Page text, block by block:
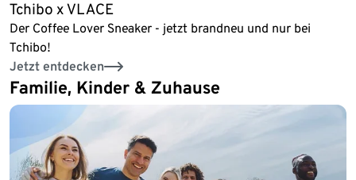
Tchibo x VLACE
Der Coffee Lover Sneaker - jetzt brandneu und nur bei
Tchibo!
Jetzt entdecken
Familie, Kinder & Zuhause